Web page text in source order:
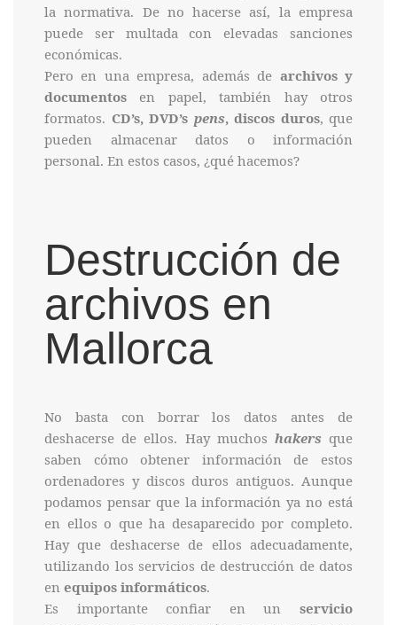
la normativa. De no hacerse así, la empresa
puede ser multada con elevadas sanciones
económicas.
Pero en una empresa, además de archivos y
documentos en papel, también hay otros
formatos. CD’s, DVD’s pens, discos duros, que
pueden almacenar datos o información
personal. En estos casos, ¿qué hacemos?
Destrucción de
archivos en
Mallorca
No basta con borrar los datos antes de
deshacerse de ellos. Hay muchos hakers que
saben cómo obtener información de estos
ordenadores y discos duros antiguos. Aunque
podamos pensar que la información ya no está
en ellos o que ha desaparecido por completo.
Hay que deshacerse de ellos adecuadamente,
utilizando los servicios de destrucción de datos
en equipos informáticos.
Es importante confiar en un servicio